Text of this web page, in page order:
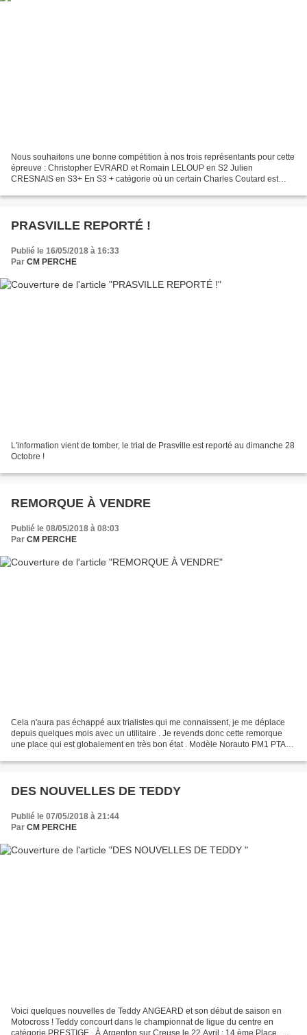
Nous souhaitons une bonne compétition à nos trois représentants pour cette
épreuve : Christopher EVRARD et Romain LELOUP en S2 Julien
CRESNAIS en S3+ En S3 + catégorie où un certain Charles Coutard est
PRASVILLE REPORTÉ !
Publié le 16/05/2018 à 16:33
Par CM PERCHE
L'information vient de tomber, le trial de Prasville est reporté au dimanche 28
Octobre !
REMORQUE À VENDRE
Publié le 08/05/2018 à 08:03
Par CM PERCHE
Cela n'aura pas échappé aux trialistes qui me connaissent, je me déplace
depuis quelques mois avec un utilitaire . Je revends donc cette remorque
une place qui est globalement en très bon état . Modèle Norauto PM1 PTAC
DES NOUVELLES DE TEDDY
Publié le 07/05/2018 à 21:44
Par CM PERCHE
Voici quelques nouvelles de Teddy ANGEARD et son début de saison en
Motocross ! Teddy concourt dans le championnat de ligue du centre en
catégorie PRESTIGE . À Argenton sur Creuse le 22 Avril : 14 ème Place .